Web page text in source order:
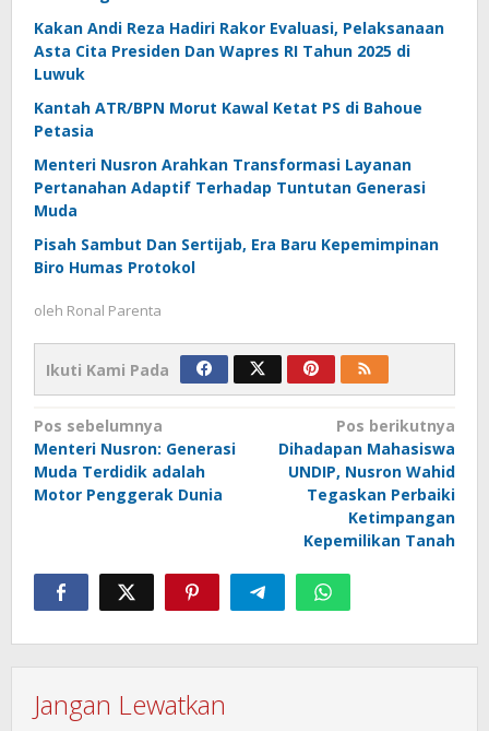
Kakan Andi Reza Hadiri Rakor Evaluasi, Pelaksanaan
Asta Cita Presiden Dan Wapres RI Tahun 2025 di
Luwuk
Kantah ATR/BPN Morut Kawal Ketat PS di Bahoue
Petasia
Menteri Nusron Arahkan Transformasi Layanan
Pertanahan Adaptif Terhadap Tuntutan Generasi
Muda
Pisah Sambut Dan Sertijab, Era Baru Kepemimpinan
Biro Humas Protokol
oleh Ronal Parenta
Ikuti Kami Pada
Navigasi
pos
Pos sebelumnya
Menteri Nusron: Generasi
Muda Terdidik adalah
Motor Penggerak Dunia
Pos berikutnya
Dihadapan Mahasiswa
UNDIP, Nusron Wahid
Tegaskan Perbaiki
Ketimpangan
Kepemilikan Tanah
Jangan Lewatkan